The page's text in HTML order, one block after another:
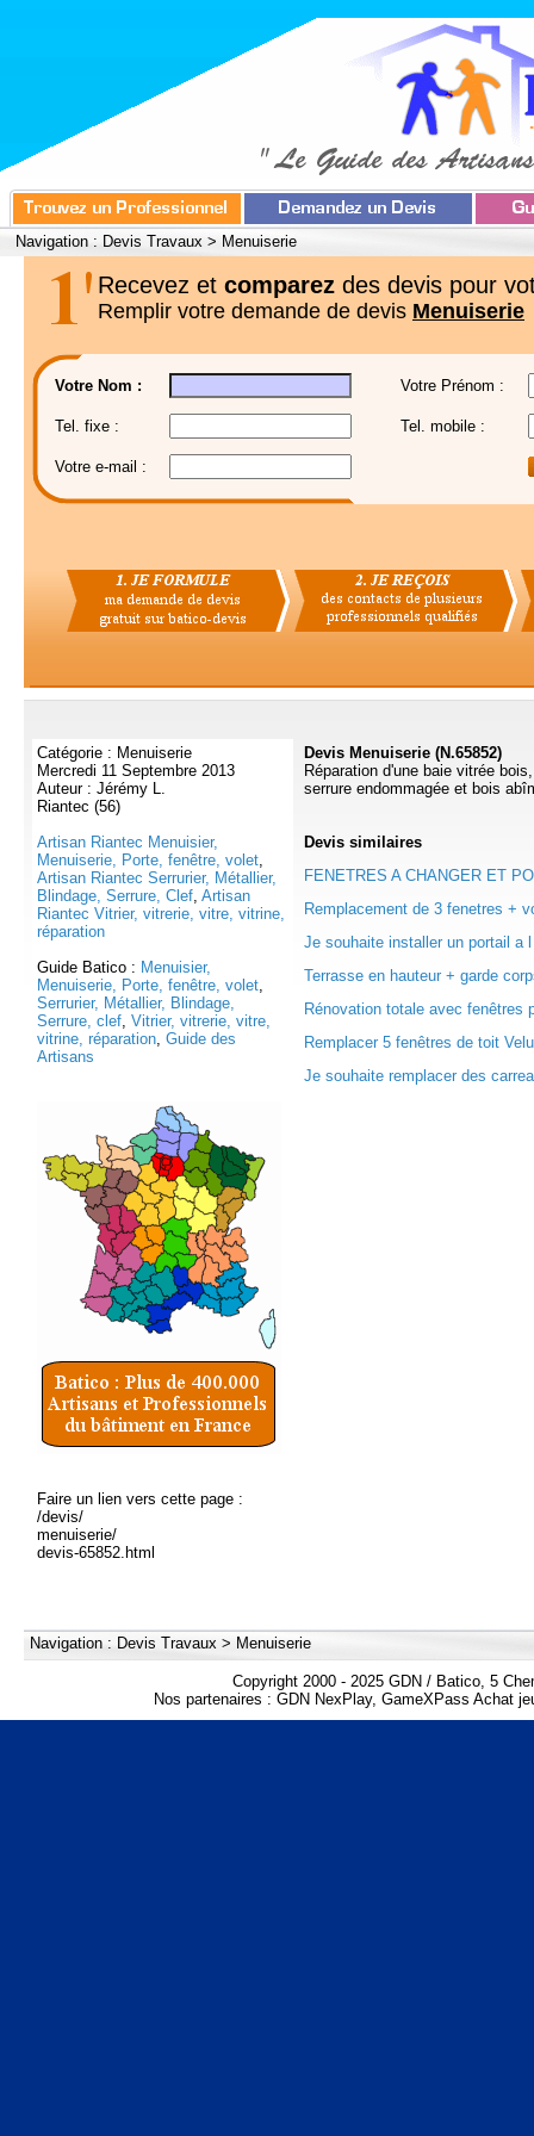
Navigation : Devis Travaux > Menuiserie
Recevez et comparez des devis pour
Remplir votre demande de devis Menuiserie
Votre Nom : Votre Prénom :
Tel. fixe : Tel. mobile :
Votre e-mail :
Catégorie : Menuiserie
Mercredi 11 Septembre 2013
Auteur : Jérémy L.
Riantec (56)
Artisan Riantec Menuisier,
Menuiserie, Porte, fenêtre, volet,
Artisan Riantec Serrurier, Métallier,
Blindage, Serrure, Clef, Artisan
Riantec Vitrier, vitrerie, vitre, vitrine,
réparation
Guide Batico : Menuisier,
Menuiserie, Porte, fenêtre, volet,
Serrurier, Métallier, Blindage,
Serrure, clef, Vitrier, vitrerie, vitre,
vitrine, réparation, Guide des
Artisans
Faire un lien vers cette page :
/devis/
menuiserie/
devis-65852.html
Devis Menuiserie (N.65852)
Réparation d'une baie vitrée
serrure endommagée et bois
Devis similaires
FENETRES A CHANGER ET
Remplacement de 3 fenetres +
Je souhaite installer un portail a
Terrasse en hauteur + garde
Rénovation totale avec fenêtres
Remplacer 5 fenêtres de toit
Je souhaite remplacer des
Navigation : Devis Travaux > Menuiserie
Copyright 2000 - 2025 GDN / Batico, 5
Nos partenaires : GDN NexPlay, GameXPass Achat